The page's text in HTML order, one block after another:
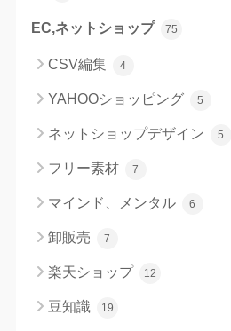
EC,ネットショップ 75
CSV編集 4
YAHOOショッピング 5
ネットショップデザイン 5
フリー素材 7
マインド、メンタル 6
卸販売 7
楽天ショップ 12
豆知識 19